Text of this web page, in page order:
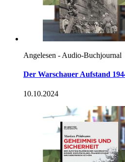
Angelesen - Audio-Buchjournal
Der Warschauer Aufstand
10.10.2024